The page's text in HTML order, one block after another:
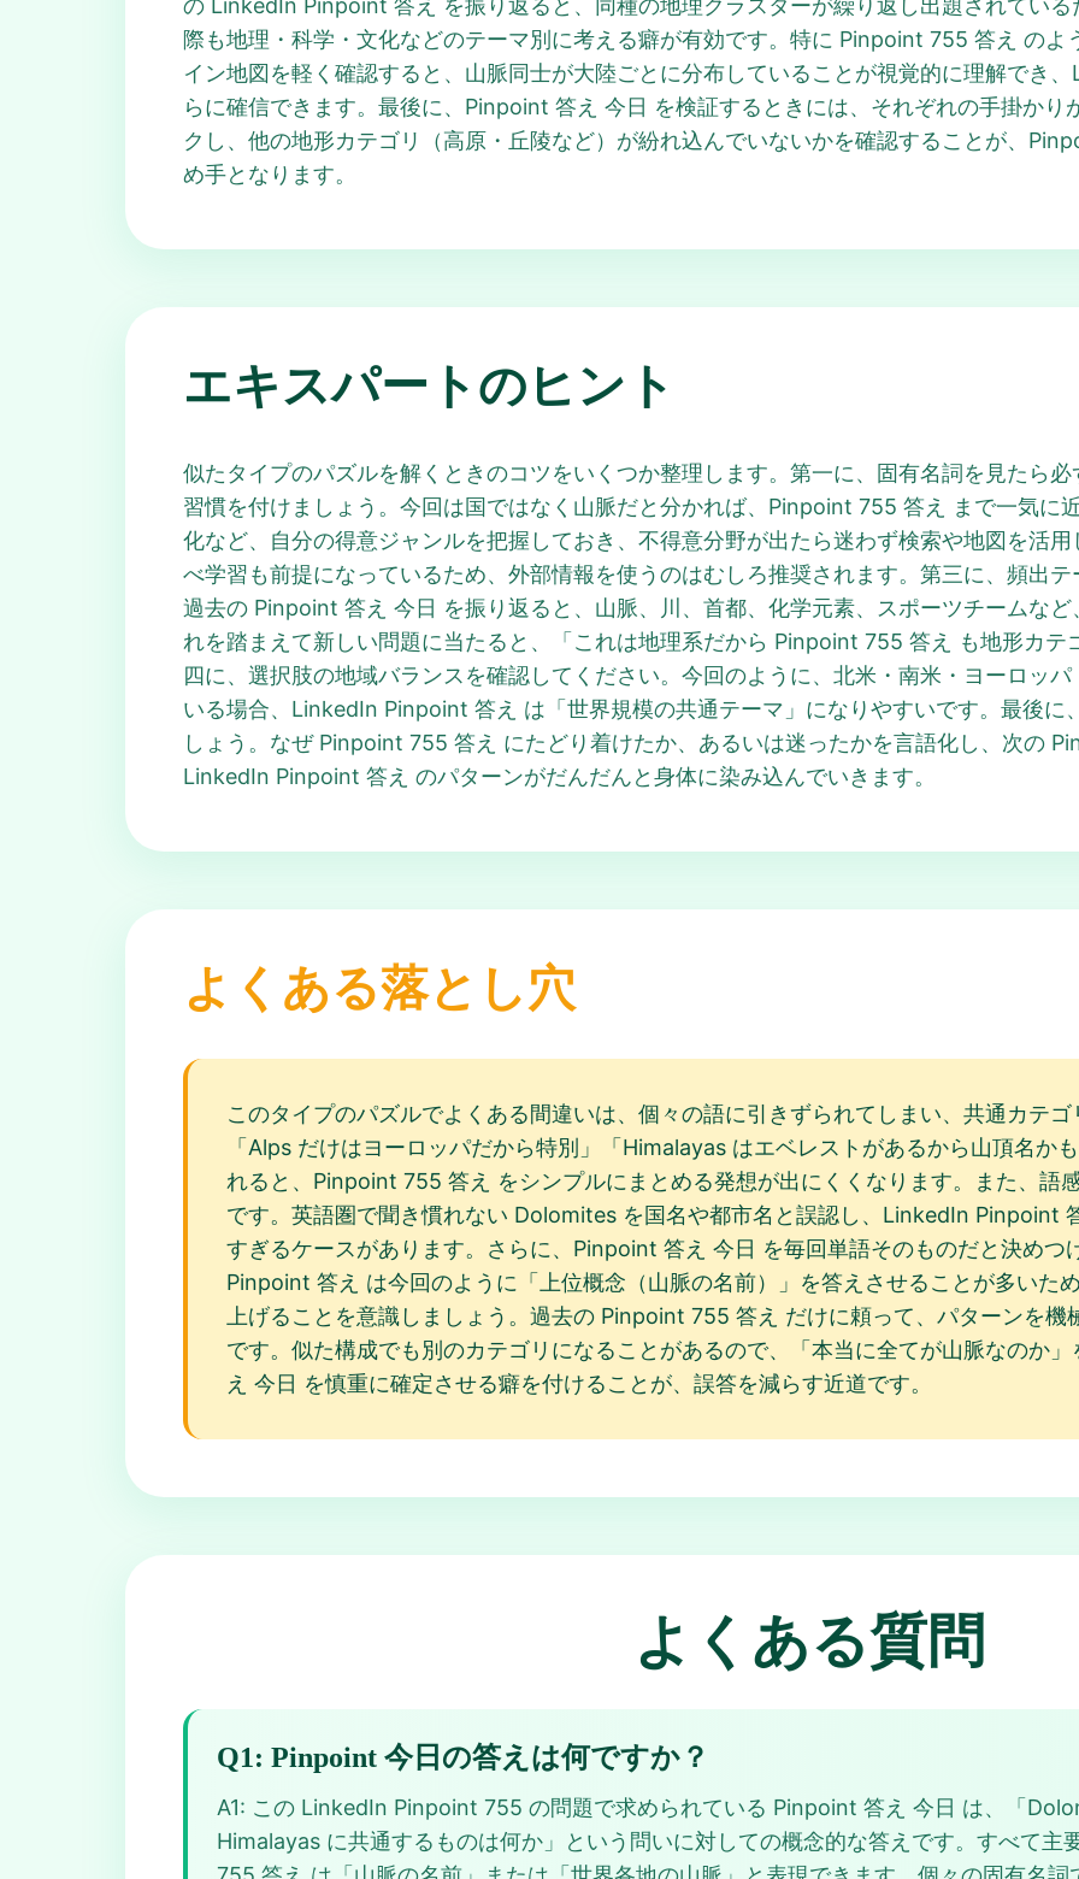
の LinkedIn Pinpoint 答え を振り返ると、同種の地理クラスターが繰り返し出題されてい
際も地理・科学・文化などのテーマ別に考える癖が有効です。特に Pinpoint 755 答え のよ
イン地図を軽く確認すると、山脈同士が大陸ごとに分布していることが視覚的に理解でき
らに確信できます。最後に、Pinpoint 答え 今日 を検証するときには、それぞれの手掛かり
クし、他の地形カテゴリ（高原・丘陵など）が紛れ込んでいないかを確認することが、
め手となります。
エキスパートのヒント
似たタイプのパズルを解くときのコツをいくつか整理します。第一に、固有名詞を見たら
習慣を付けましょう。今回は国ではなく山脈だと分かれば、Pinpoint 755 答え まで一気に
化など、自分の得意ジャンルを把握しておき、不得意分野が出たら迷わず検索や地図を活
べ学習も前提になっているため、外部情報を使うのはむしろ推奨されます。第三に、頻出
過去の Pinpoint 答え 今日 を振り返ると、山脈、川、首都、化学元素、スポーツチームな
れを踏まえて新しい問題に当たると、「これは地理系だから Pinpoint 755 答え も地形カテ
四に、選択肢の地域バランスを確認してください。今回のように、北米・南米・ヨーロッ
いる場合、LinkedIn Pinpoint 答え は「世界規模の共通テーマ」になりやすいです。最後に
しょう。なぜ Pinpoint 755 答え にたどり着けたか、あるいは迷ったかを言語化し、次の
LinkedIn Pinpoint 答え のパターンがだんだんと身体に染み込んでいきます。
よくある落とし穴
このタイプのパズルでよくある間違いは、個々の語に引きずられてしまい、共通カテ
「Alps だけはヨーロッパだから特別」「Himalayas はエベレストがあるから山頂名か
れると、Pinpoint 755 答え をシンプルにまとめる発想が出にくくなります。また、語
です。英語圏で聞き慣れない Dolomites を国名や都市名と誤認し、LinkedIn Pinpoint
すぎるケースがあります。さらに、Pinpoint 答え 今日 を毎回単語そのものだと決め
Pinpoint 答え は今回のように「上位概念（山脈の名前）」を答えさせることが多いた
上げることを意識しましょう。過去の Pinpoint 755 答え だけに頼って、パターンを
です。似た構成でも別のカテゴリになることがあるので、「本当に全てが山脈なのか
え 今日 を慎重に確定させる癖を付けることが、誤答を減らす近道です。
よくある質問
Q1: Pinpoint 今日の答えは何ですか？
A1: この LinkedIn Pinpoint 755 の問題で求められている Pinpoint 答え 今日 は、「
Himalayas に共通するものは何か」という問いに対しての概念的な答えです。すべて